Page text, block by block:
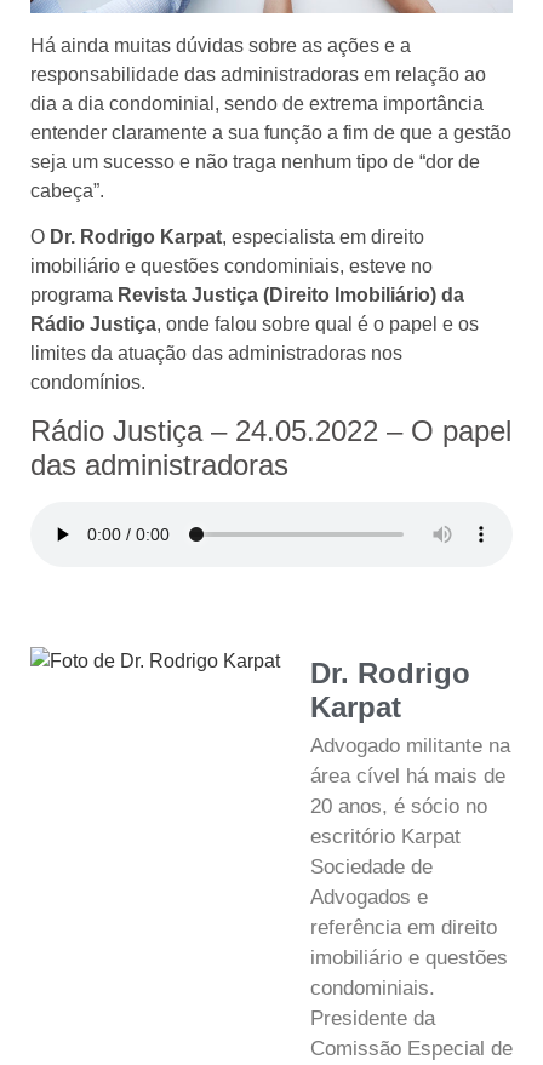
Há ainda muitas dúvidas sobre as ações e a
responsabilidade das administradoras em relação ao
dia a dia condominial, sendo de extrema importância
entender claramente a sua função a fim de que a gestão
seja um sucesso e não traga nenhum tipo de “dor de
cabeça”.
O Dr. Rodrigo Karpat, especialista em direito
imobiliário e questões condominiais, esteve no
programa Revista Justiça (Direito Imobiliário) da
Rádio Justiça, onde falou sobre qual é o papel e os
limites da atuação das administradoras nos
condomínios.
Rádio Justiça – 24.05.2022 – O papel
das administradoras
Dr. Rodrigo
Karpat
Advogado militante na
área cível há mais de
20 anos, é sócio no
escritório Karpat
Sociedade de
Advogados e
referência em direito
imobiliário e questões
condominiais.
Presidente da
Comissão Especial de